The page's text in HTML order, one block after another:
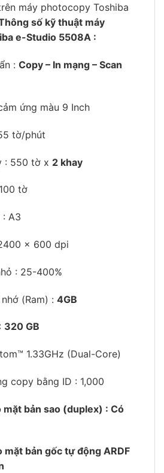
máy photocopy Toshiba
số kỹ thuật máy
e-Studio 5508A :
: Copy – In mạng – Scan
ứng màu 9 Inch
tờ/phút
: 550 tờ x 2 khay
tờ
A3
x 600 dpi
: 25-400%
(Ram) : 4GB
320 GB
1.33GHz (Dual-Core)
copy bằng ID : 1,000
mặt bản sao (duplex) : Có
mặt bản gốc tự động ARDF